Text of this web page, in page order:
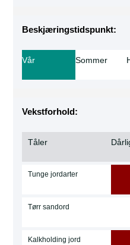
Beskjæringstidspunkt:
Vår Sommer
Vekstforhold:
Tåler
Tunge jordarter
Tørr sandord
Kalkholding jord